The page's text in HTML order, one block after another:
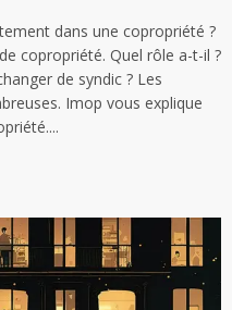
dans une copropriété ?
copropriété. Quel rôle a-t-il ?
de syndic ? Les
Imop vous explique